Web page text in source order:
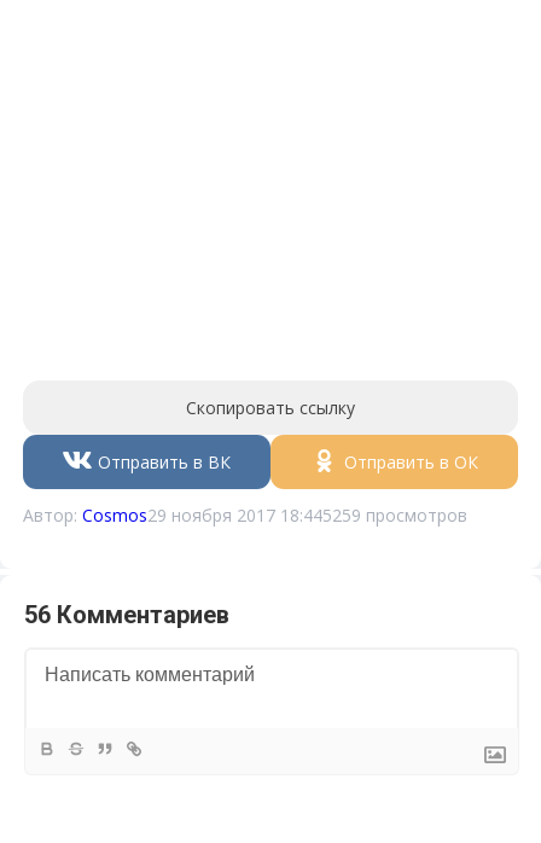
Скопировать ссылку
Отправить в ВК Отправить в ОК
Автор:Cosmos29 ноября 2017 18:445259 просмотров
56 Комментариев